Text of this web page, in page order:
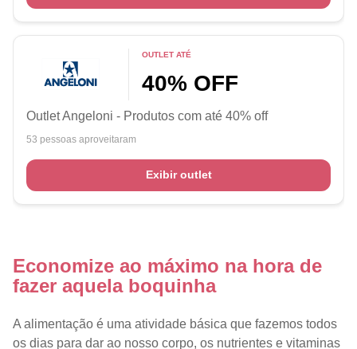
OUTLET ATÉ
40% OFF
Outlet Angeloni - Produtos com até 40% off
53 pessoas aproveitaram
Exibir outlet
Economize ao máximo na hora de
fazer aquela boquinha
A alimentação é uma atividade básica que fazemos todos
os dias para dar ao nosso corpo, os nutrientes e vitaminas